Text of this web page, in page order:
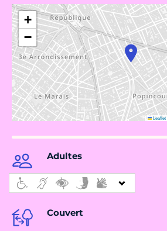
+
−
Leaflet
Adultes
Couvert